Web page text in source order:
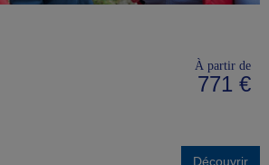
À partir de
771 €
Découvrir